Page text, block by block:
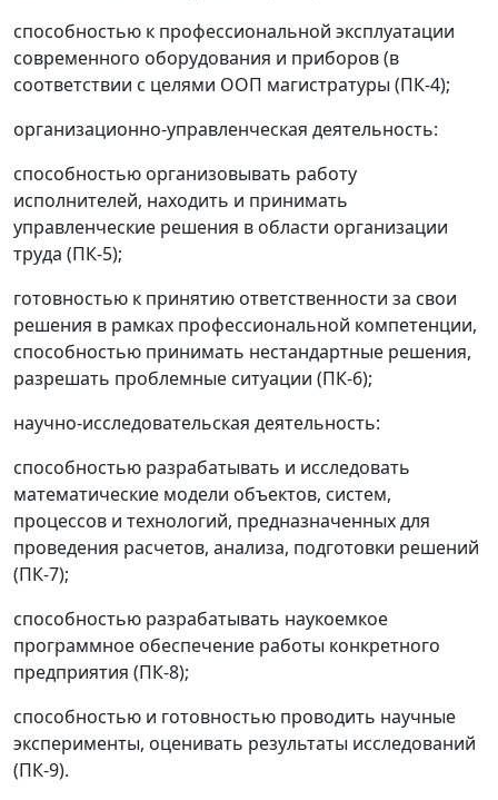
способностью к профессиональной эксплуатации
современного оборудования и приборов (в
соответствии с целями ООП магистратуры (ПК-4);
организационно-управленческая деятельность:
способностью организовывать работу
исполнителей, находить и принимать
управленческие решения в области организации
труда (ПК-5);
готовностью к принятию ответственности за свои
решения в рамках профессиональной компетенции,
способностью принимать нестандартные решения,
разрешать проблемные ситуации (ПК-6);
научно-исследовательская деятельность:
способностью разрабатывать и исследовать
математические модели объектов, систем,
процессов и технологий, предназначенных для
проведения расчетов, анализа, подготовки решений
(ПК-7);
способностью разрабатывать наукоемкое
программное обеспечение работы конкретного
предприятия (ПК-8);
способностью и готовностью проводить научные
эксперименты, оценивать результаты исследований
(ПК-9).